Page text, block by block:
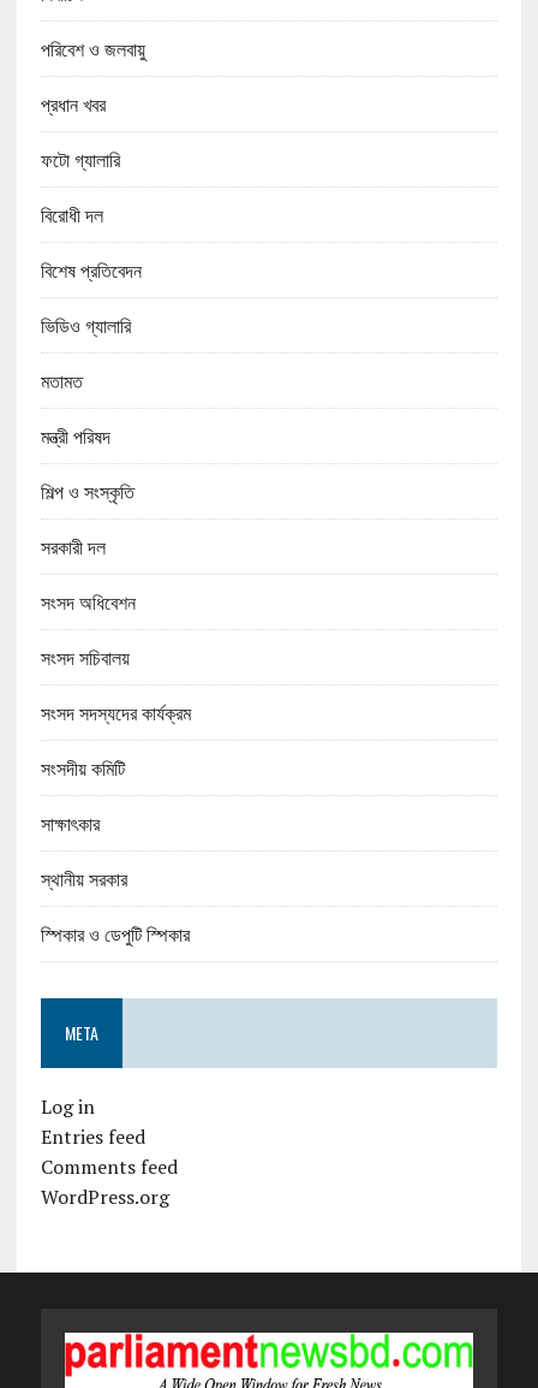
পরিবেশ ও জলবায়ু
প্রধান খবর
ফটো গ্যালারি
বিরোধী দল
বিশেষ প্রতিবেদন
ভিডিও গ্যালারি
মতামত
মন্ত্রী পরিষদ
শিল্প ও সংস্কৃতি
সরকারী দল
সংসদ অধিবেশন
সংসদ সচিবালয়
সংসদ সদস্যদের কার্যক্রম
সংসদীয় কমিটি
সাক্ষাৎকার
স্থানীয় সরকার
স্পিকার ও ডেপুটি স্পিকার
META
Log in
Entries feed
Comments feed
WordPress.org